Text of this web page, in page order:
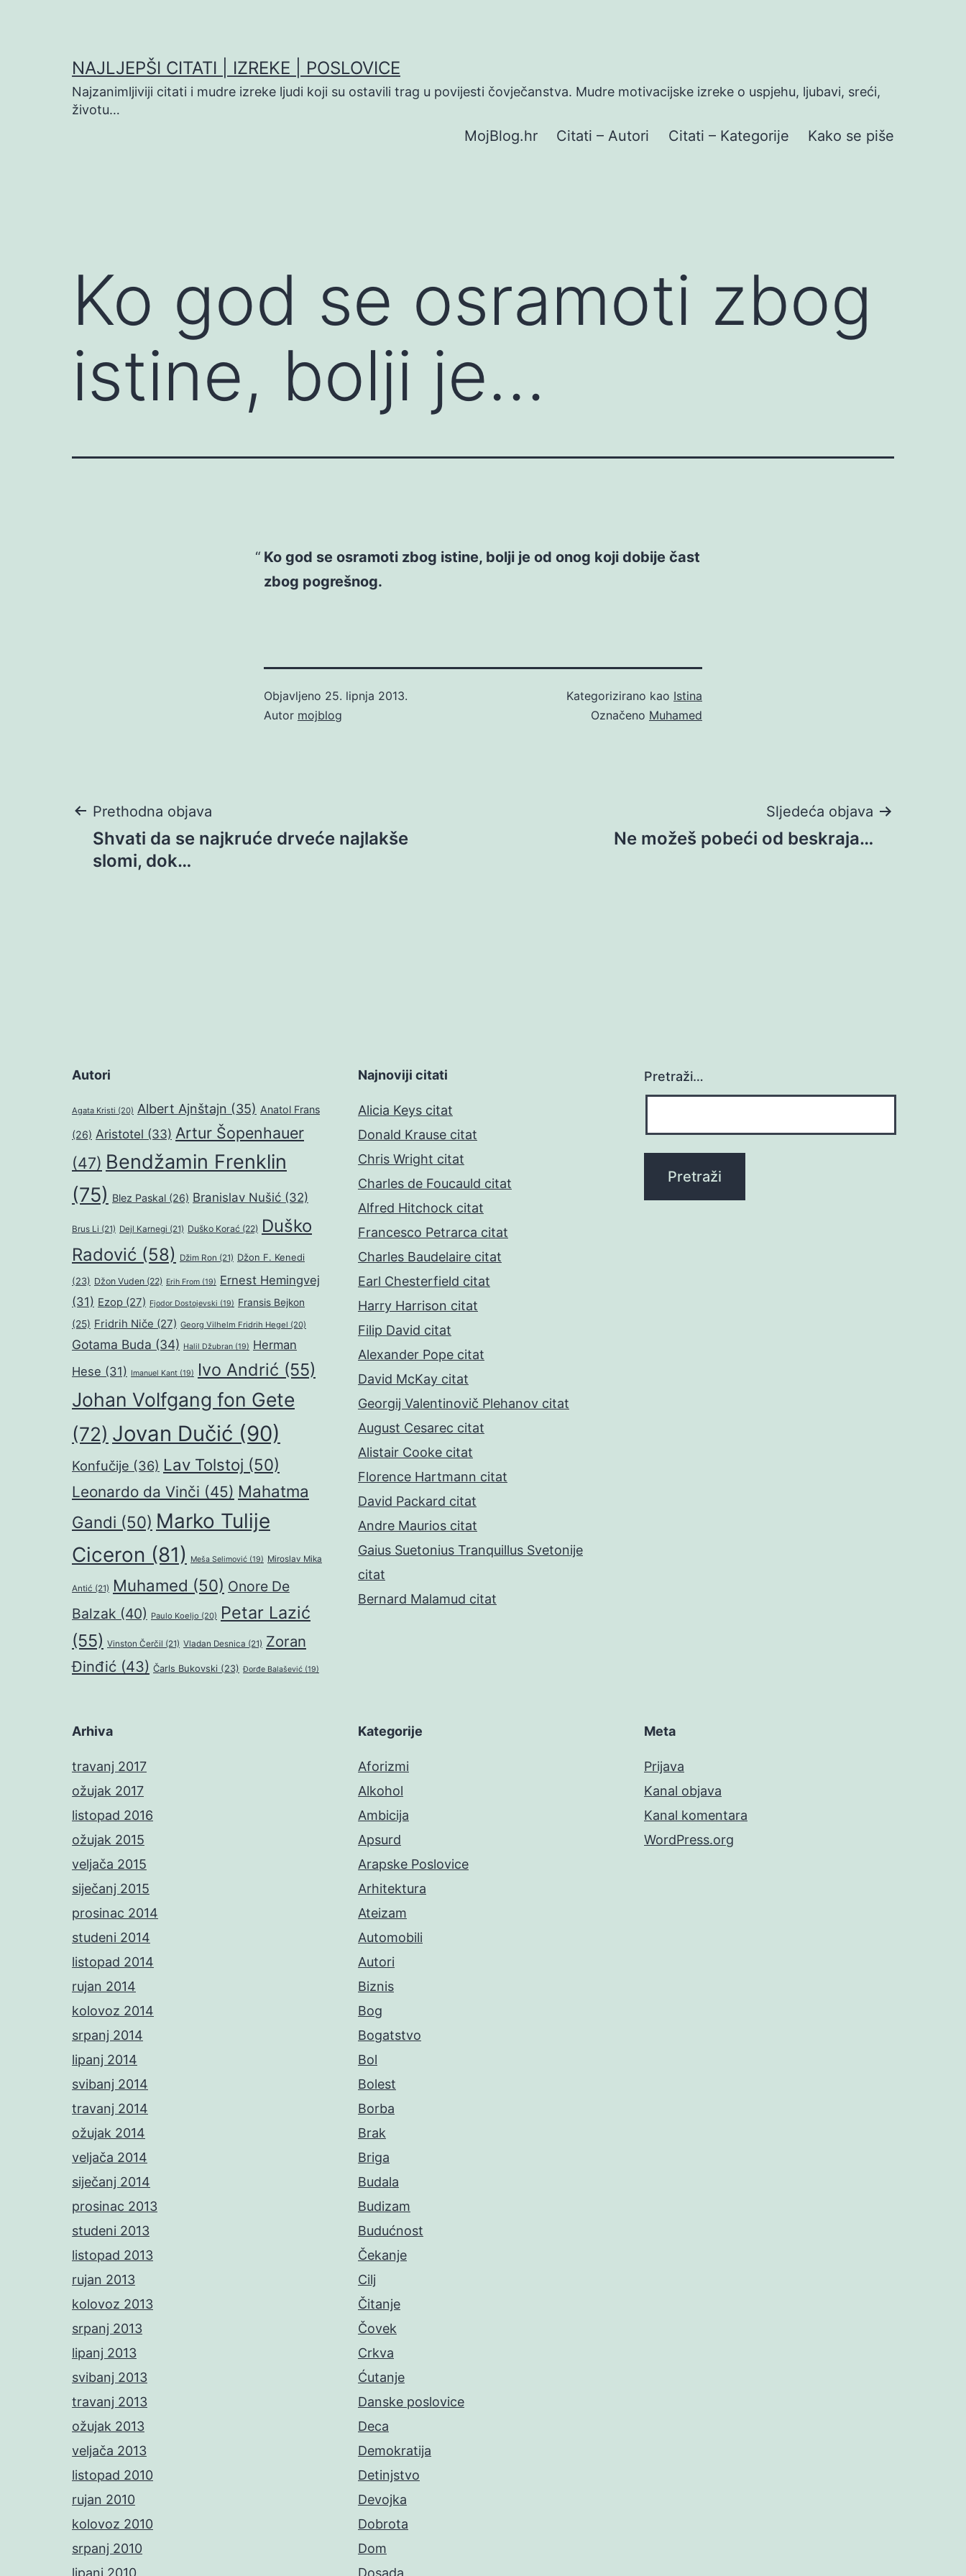
NAJLJEPŠI CITATI | IZREKE | POSLOVICE
Najzanimljiviji citati i mudre izreke ljudi koji su ostavili trag u povijesti čovječanstva. Mudre motivacijske izreke o uspjehu, ljubavi, sreći,
životu…
MojBlog.hr Citati – Autori Citati – Kategorije Kako se piše
Ko god se osramoti zbog
istine, bolji je…
Ko god se osramoti zbog istine, bolji je od onog koji dobije čast
zbog pogrešnog.
Objavljeno 25. lipnja 2013.
Autor mojblog
Kategorizirano kao Istina
Označeno Muhamed
Navigacija
objava
Prethodna objava
Shvati da se najkruće drveće najlakše
slomi, dok…
Sljedeća objava
Ne možeš pobeći od beskraja…
Autori
Agata Kristi (20) Albert Ajnštajn (35) Anatol Frans
(26) Aristotel (33) Artur Šopenhauer
(47) Bendžamin Frenklin
(75) Blez Paskal (26) Branislav Nušić (32)
Brus Li (21) Dejl Karnegi (21) Duško Korać (22) Duško
Radović (58) Džim Ron (21) Džon F. Kenedi
(23) Džon Vuden (22) Erih From (19) Ernest Hemingvej
(31) Ezop (27) Fjodor Dostojevski (19) Fransis Bejkon
(25) Fridrih Niče (27) Georg Vilhelm Fridrih Hegel (20)
Gotama Buda (34) Halil Džubran (19) Herman
Hese (31) Imanuel Kant (19) Ivo Andrić (55)
Johan Volfgang fon Gete
(72) Jovan Dučić (90)
Konfučije (36) Lav Tolstoj (50)
Leonardo da Vinči (45) Mahatma
Gandi (50) Marko Tulije
Ciceron (81) Meša Selimović (19) Miroslav Mika
Antić (21) Muhamed (50) Onore De
Balzak (40) Paulo Koeljo (20) Petar Lazić
(55) Vinston Čerčil (21) Vladan Desnica (21) Zoran
Đinđić (43) Čarls Bukovski (23) Đorđe Balašević (19)
Najnoviji citati
Alicia Keys citat
Donald Krause citat
Chris Wright citat
Charles de Foucauld citat
Alfred Hitchock citat
Francesco Petrarca citat
Charles Baudelaire citat
Earl Chesterfield citat
Harry Harrison citat
Filip David citat
Alexander Pope citat
David McKay citat
Georgij Valentinovič Plehanov citat
August Cesarec citat
Alistair Cooke citat
Florence Hartmann citat
David Packard citat
Andre Maurios citat
Gaius Suetonius Tranquillus Svetonije
citat
Bernard Malamud citat
Pretraži…
Arhiva
travanj 2017
ožujak 2017
listopad 2016
ožujak 2015
veljača 2015
siječanj 2015
prosinac 2014
studeni 2014
listopad 2014
rujan 2014
kolovoz 2014
srpanj 2014
lipanj 2014
svibanj 2014
travanj 2014
ožujak 2014
veljača 2014
siječanj 2014
prosinac 2013
studeni 2013
listopad 2013
rujan 2013
kolovoz 2013
srpanj 2013
lipanj 2013
svibanj 2013
travanj 2013
ožujak 2013
veljača 2013
listopad 2010
rujan 2010
kolovoz 2010
srpanj 2010
lipanj 2010
Kategorije
Aforizmi
Alkohol
Ambicija
Apsurd
Arapske Poslovice
Arhitektura
Ateizam
Automobili
Autori
Biznis
Bog
Bogatstvo
Bol
Bolest
Borba
Brak
Briga
Budala
Budizam
Budućnost
Čekanje
Cilj
Čitanje
Čovek
Crkva
Ćutanje
Danske poslovice
Deca
Demokratija
Detinjstvo
Devojka
Dobrota
Dom
Dosada
Meta
Prijava
Kanal objava
Kanal komentara
WordPress.org